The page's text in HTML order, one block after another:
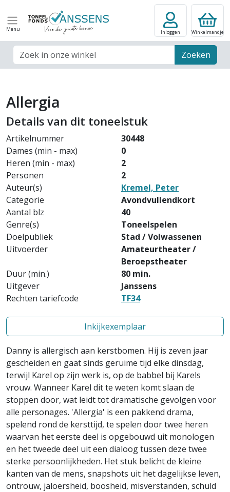
Menu
Zoek veld Zoeken
Inloggen Winkelmandje
Allergia
Details van dit toneelstuk
Artikelnummer
30448
Dames (min - max)
0
Heren (min - max)
2
Personen
2
Auteur(s)
Kremel, Peter
Categorie
Avondvullendkort
Aantal blz
40
Genre(s)
Toneelspelen
Doelpubliek
Stad / Volwassenen
Uitvoerder
Amateurtheater /
Beroepstheater
Duur (min.)
80 min.
Uitgever
Janssens
Rechten tariefcode
TF34
Inkijkexemplaar
Danny is allergisch aan kerstbomen. Hij is zeven jaar
gescheiden en gaat sinds geruime tijd elke dinsdag,
terwijl Karel op zijn werk is, op de babbel bij Karels
vrouw. Wanneer Karel dit te weten komt slaan de
stoppen door, wat leidt tot dramatische gevolgen voor
alle personages. 'Allergia' is een pakkend drama,
spelend rond de kersttijd, te spelen door twee heren
waarvan het eerste deel is opgebouwd uit monologen
en het tweede deel uit een dialoog tussen deze twee
sterke persoonlijkheden. Het stuk belicht de kleine
kanten van de mens, snapshots uit het dagelijkse leven,
ontrouw, jaloersheid, boosheid, misverstanden, schuld